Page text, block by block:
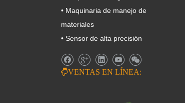
• Maquinaria de manejo de
materiales
• Sensor de alta precisión
VENTAS EN LÍNEA: